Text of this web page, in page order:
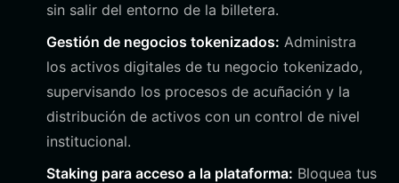
sin salir del entorno de la billetera.
Gestión de negocios tokenizados: Administra
los activos digitales de tu negocio tokenizado,
supervisando los procesos de acuñación y la
distribución de activos con un control de nivel
institucional.
Staking para acceso a la plataforma: Bloquea tus